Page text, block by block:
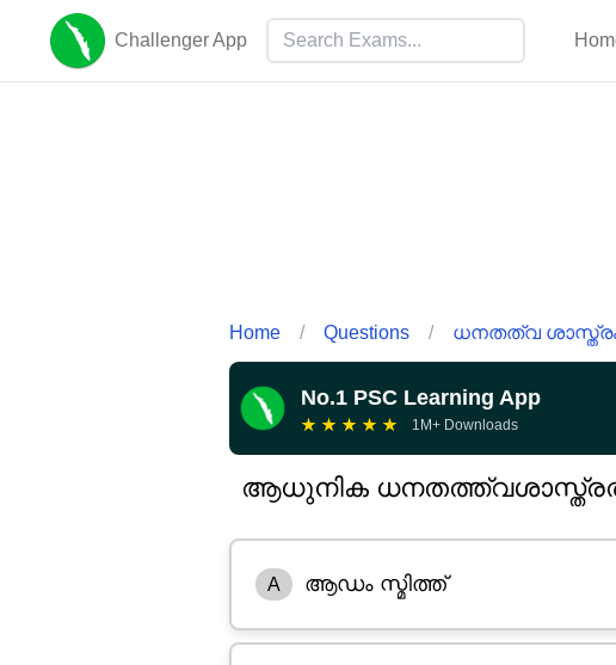
Challenger App
Home / Questions / ധനതത്വ
No.1 PSC Learning App
★ ★ ★ ★ ★ 1M+ Downloads
ആധുനിക
A ആഡം സ്മിത്ത്